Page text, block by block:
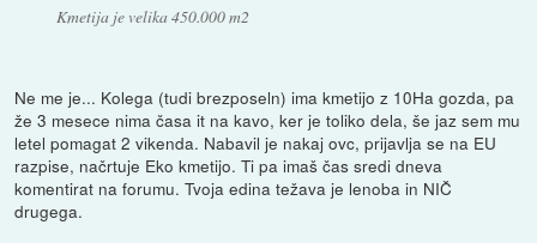
Kmetija je velika 450.000 m2
Ne me je... Kolega (tudi brezposeln) ima kmetijo z 10Ha gozda, pa
že 3 mesece nima časa it na kavo, ker je toliko dela, še jaz sem mu
letel pomagat 2 vikenda. Nabavil je nakaj ovc, prijavlja se na EU
razpise, načrtuje Eko kmetijo. Ti pa imaš čas sredi dneva
komentirat na forumu. Tvoja edina težava je lenoba in NIČ
drugega.